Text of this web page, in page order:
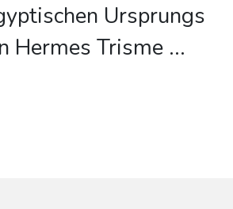
Ursprungs
Hermes Trisme ...